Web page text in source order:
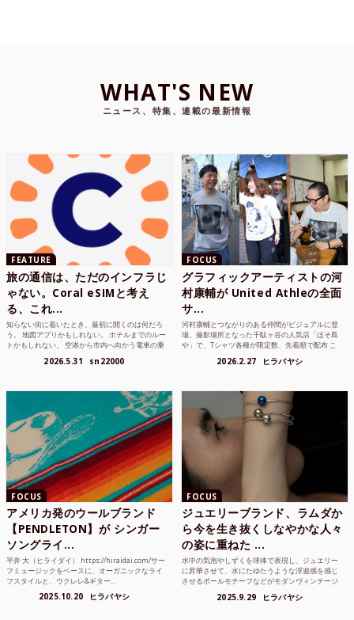
WHAT'S NEW
ニュース、特集、連載の最新情報
FEATURE
旅の通信は、ただのインフラじ
ゃない。Coral eSIMと考え
る、これ...
知らない街に着いたとき、最初に開くのは何だろ
う。 地図アプリかもしれない。 ホテルまでのルー
トかもしれない。 空港から市内へ向かう電車の乗
2026.5.31 sn22000
FOCUS
グラフィックアーティストの河
村康輔が United Athleの全面
サ...
河村康輔とつながりのある仲間がビジュアルに登
場。撮影場所となった千駄ヶ谷の人気店「ほそ島
や」で、Tシャツ各種が限定数、先着順で配布 こ
2026.2.27 ヒラバヤシ
FOCUS
アメリカ発のウールブランド
【PENDLETON】が シンガー
ソングライ...
平井 大（ヒライダイ） https://hiraidai.com/サー
フミュージックをベースに、オーガニックなライ
フスタイルと、ウクレレ&ギター...
2025.10.20 ヒラバヤシ
FOCUS
ジュエリーブランド、ラムダか
ら今を生き抜くしなやかな人々
の姿に重ねた ...
水中の気泡やしずくを球体で表現し、ジュエリー
に昇華させて、水にたゆたうような浮遊感を感じ
させるボールモチーフなどがモダンヴィンテージ
2025.9.29 ヒラバヤシ